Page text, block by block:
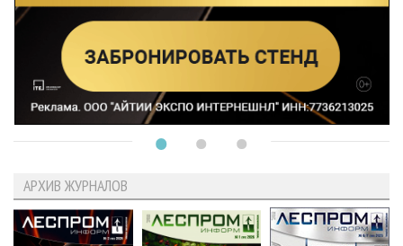
АРХИВ ЖУРНАЛОВ